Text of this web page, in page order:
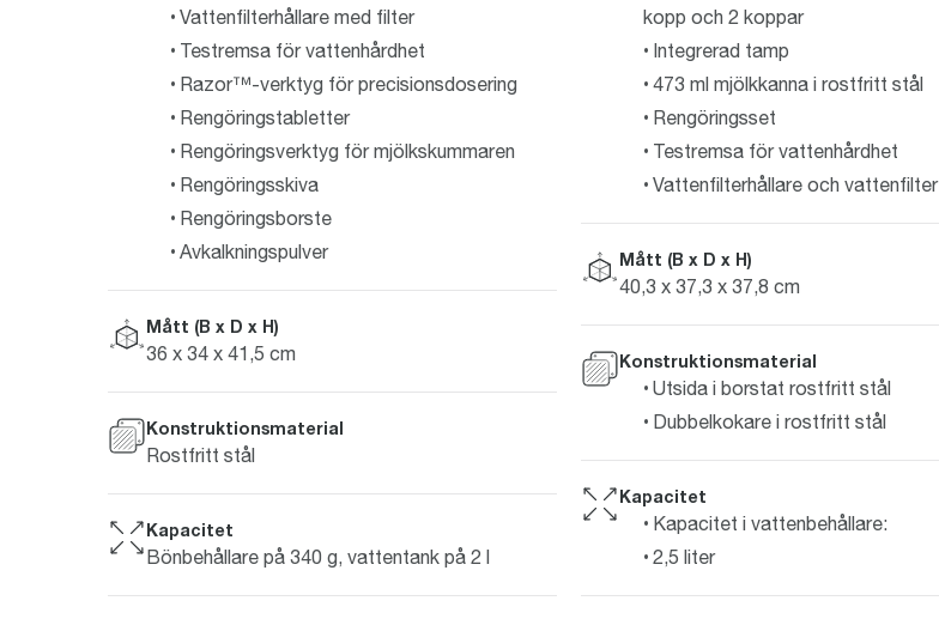
Vattenfilterhållare med filter
Testremsa för vattenhårdhet
Razor™-verktyg för precisionsdosering
Rengöringstabletter
Rengöringsverktyg för mjölkskummaren
Rengöringsskiva
Rengöringsborste
Avkalkningspulver
Mått (B x D x H)
36 x 34 x 41,5 cm
Konstruktionsmaterial
Rostfritt stål
Kapacitet
Bönbehållare på 340 g, vattentank på 2 l
kopp och 2 koppar
Integrerad tamp
473 ml mjölkkanna i rostfritt stål
Rengöringsset
Testremsa för vattenhårdhet
Vattenfilterhållare och vattenfilter
Mått (B x D x H)
40,3 x 37,3 x 37,8 cm
Konstruktionsmaterial
Utsida i borstat rostfritt stål
Dubbelkokare i rostfritt stål
Kapacitet
Kapacitet i vattenbehållare:
2,5 liter